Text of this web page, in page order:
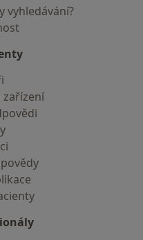
vyhledávání?
zařízení